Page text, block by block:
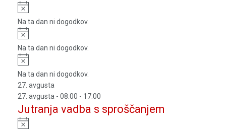
Notice
Na ta dan ni dogodkov.
Notice
Na ta dan ni dogodkov.
Notice
Na ta dan ni dogodkov.
27. avgusta
27. avgusta - 08:00 - 17:00
Jutranja vadba s sproščanjem
Notice